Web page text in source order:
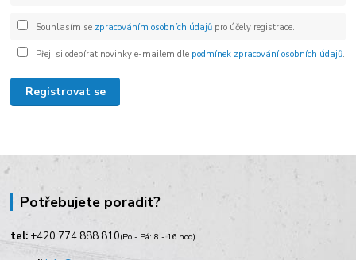
Souhlasím se zpracováním osobních údajůpro účely registrace.
Přeji si odebírat novinky e-mailem dle podmínek zpracování osobních údajů.
Registrovat se
Potřebujete poradit?
tel: +420 774 888 810(Po - Pá: 8 - 16 hod)